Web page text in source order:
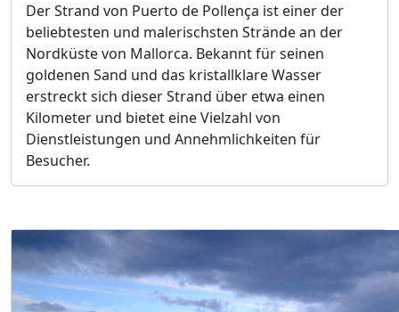
Der Strand von Puerto de Pollença ist einer der
beliebtesten und malerischsten Strände an der
Nordküste von Mallorca. Bekannt für seinen
goldenen Sand und das kristallklare Wasser
erstreckt sich dieser Strand über etwa einen
Kilometer und bietet eine Vielzahl von
Dienstleistungen und Annehmlichkeiten für
Besucher.